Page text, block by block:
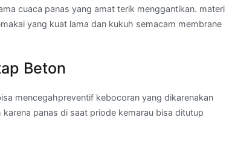
cuaca panas yang amat terik menggantikan. materi
yang kuat lama dan kukuh semacam membrane
Beton
mencegahpreventif kebocoran yang dikarenakan
panas di saat priode kemarau bisa ditutup